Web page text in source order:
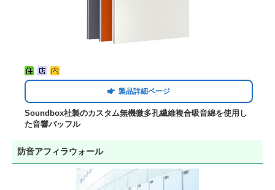
製品詳細ページ
Soundbox社製のカスタム無機微多孔繊維複合吸音綿を使用し
た音響バッフル
防音アフィラウォール